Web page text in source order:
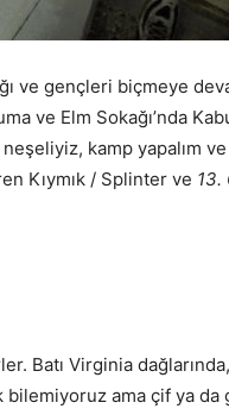
ve gençleri biçmeye
ve Elm Sokağı’nda
neşeliyiz, kamp yapalım
Kıymık / Splinter ve 13.
Batı Virginia
bilemiyoruz ama çif ya